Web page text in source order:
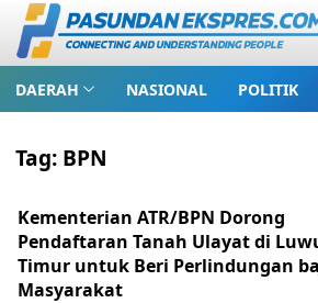
DAERAH NASIONAL POLITIK
Tag: BPN
Kementerian ATR/BPN Dorong
Pendaftaran Tanah Ulayat di
Timur untuk Beri Perlindungan
Masyarakat